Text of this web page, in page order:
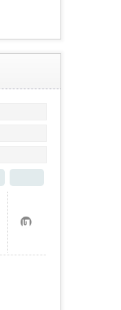
お
気
に
入